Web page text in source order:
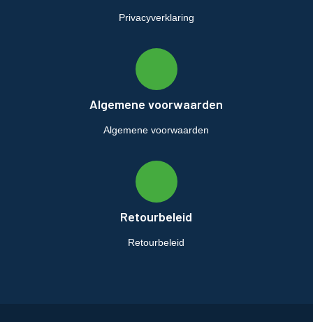
Privacyverklaring
Algemene voorwaarden
Algemene voorwaarden
Retourbeleid
Retourbeleid